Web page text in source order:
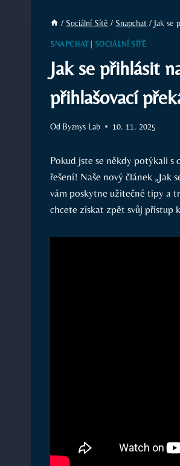
/ Sociální Sítě / Snapchat / Jak se
SNAPCHAT| SOCIÁLNÍ SÍTĚ
Jak se přihlásit
přihlašovací
Od Byznys Lab 10. 11. 2025
Pokud jste se někdy potýkali s
řešení! Naše nový článek „Jak
vám poskytne užitečné tipy a
chcete získat zpět svůj přístup